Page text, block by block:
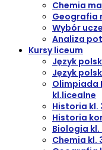
Chemia
Geografia
Wybór
Analiza
Kursy liceum
Język
Język
Olimpiada
kl.licealne
Historia kl.
Historia
Biologia kl.
Chemia kl.